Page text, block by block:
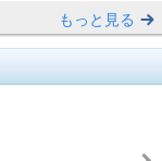
もっと見る